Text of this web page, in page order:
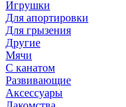
Игрушки
Для апортировки
Для грызения
Другие
Мячи
С канатом
Развивающие
Аксессуары